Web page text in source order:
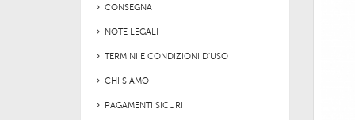
CONSEGNA
NOTE LEGALI
TERMINI E CONDIZIONI D'USO
CHI SIAMO
PAGAMENTI SICURI